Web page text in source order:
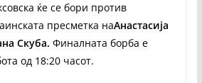
ќе се бори против
пресметка наАнастасија
Скуба. Финалната борба е
од 18:20 часот.